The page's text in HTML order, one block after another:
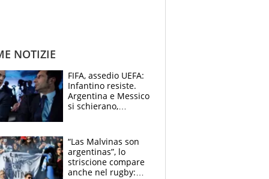
NOTIZIE
FIFA, assedio UEFA:
Infantino resiste.
Argentina e Messico
si schierano,
“Las Malvinas son
argentinas”, lo
striscione compare
anche nel rugby: